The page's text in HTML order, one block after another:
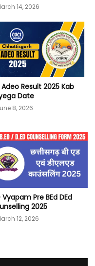
14, 2026
Result 2025 Kab
Date
8, 2026
Vyapam Pre BEd DEd
2025
12, 2026